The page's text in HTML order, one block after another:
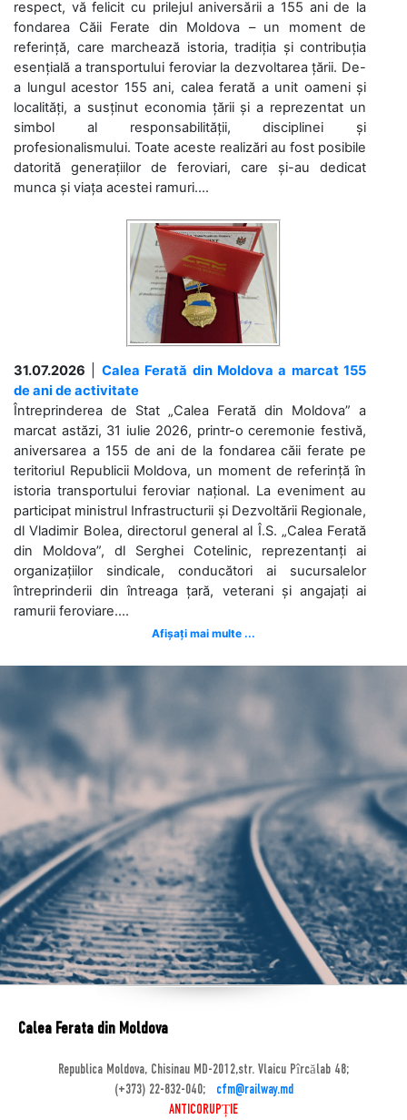
respect, vă felicit cu prilejul aniversării a 155 ani de la
fondarea Căii Ferate din Moldova – un moment de
referință, care marchează istoria, tradiția și contribuția
esențială a transportului feroviar la dezvoltarea țării. De-
a lungul acestor 155 ani, calea ferată a unit oameni și
localități, a susținut economia țării și a reprezentat un
simbol al responsabilității, disciplinei și
profesionalismului. Toate aceste realizări au fost posibile
datorită generațiilor de feroviari, care și-au dedicat
munca și viața acestei ramuri....
31.07.2026
Calea Ferată din Moldova a marcat 155
de ani de activitate
Întreprinderea de Stat „Calea Ferată din Moldova” a
marcat astăzi, 31 iulie 2026, printr-o ceremonie festivă,
aniversarea a 155 de ani de la fondarea căii ferate pe
teritoriul Republicii Moldova, un moment de referință în
istoria transportului feroviar național. La eveniment au
participat ministrul Infrastructurii și Dezvoltării Regionale,
dl Vladimir Bolea, directorul general al Î.S. „Calea Ferată
din Moldova”, dl Serghei Cotelinic, reprezentanți ai
organizațiilor sindicale, conducători ai sucursalelor
întreprinderii din întreaga țară, veterani și angajați ai
ramurii feroviare....
Afișați mai multe ...
Calea Ferata din Moldova
Republica Moldova, Chisinau MD-2012,str. Vlaicu Pîrcălab 48;
(+373) 22-832-040;
cfm@railway.md
ANTICORUPȚIE